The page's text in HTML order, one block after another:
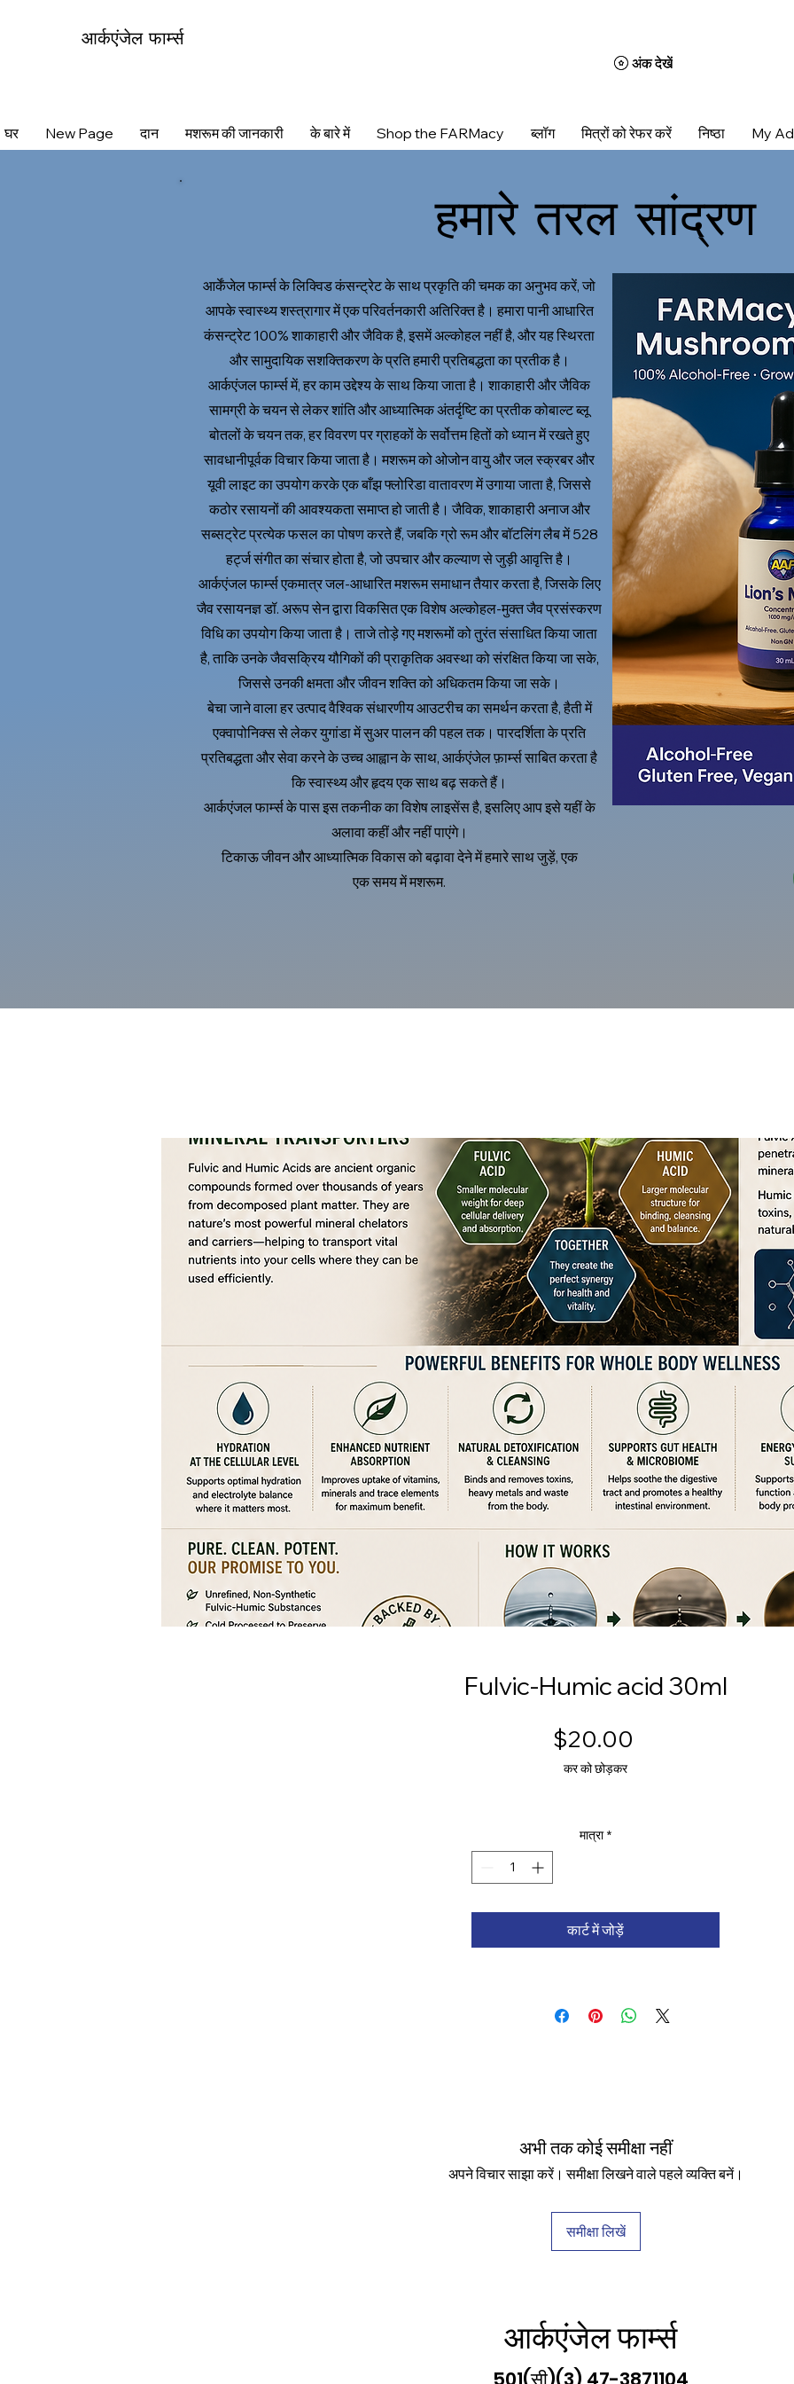
आर्कएंजेल फार्म्स
घर New Page दान मशरूम की जानकारी के बारे में Shop the FARMacy ब्लॉग मित्रों को रेफर करें निष्ठा My
अंक देखें
अंक देखें
हमारे तरल सांद्रण
आर्केंजेल फार्म्स के लिक्विड कंसन्ट्रेट के साथ प्रकृति की चमक का अनुभव करें, जो
आपके स्वास्थ्य शस्त्रागार में एक परिवर्तनकारी अतिरिक्त है। हमारा पानी आधारित
कंसन्ट्रेट 100% शाकाहारी और जैविक है, इसमें अल्कोहल नहीं है, और यह स्थिरता
और सामुदायिक सशक्तिकरण के प्रति हमारी प्रतिबद्धता का प्रतीक है।
आर्कएंजल फार्म्स में, हर काम उद्देश्य के साथ किया जाता है। शाकाहारी और जैविक
सामग्री के चयन से लेकर शांति और आध्यात्मिक अंतर्दृष्टि का प्रतीक कोबाल्ट ब्लू
बोतलों के चयन तक, हर विवरण पर ग्राहकों के सर्वोत्तम हितों को ध्यान में रखते हुए
सावधानीपूर्वक विचार किया जाता है। मशरूम को ओजोन वायु और जल स्क्रबर और
यूवी लाइट का उपयोग करके एक बाँझ फ्लोरिडा वातावरण में उगाया जाता है, जिससे
कठोर रसायनों की आवश्यकता समाप्त हो जाती है। जैविक, शाकाहारी अनाज और
सब्सट्रेट प्रत्येक फसल का पोषण करते हैं, जबकि ग्रो रूम और बॉटलिंग लैब में 528
हर्ट्ज संगीत का संचार होता है, जो उपचार और कल्याण से जुड़ी आवृत्ति है।
आर्कएंजल फार्म्स एकमात्र जल-आधारित मशरूम समाधान तैयार करता है, जिसके लिए
जैव रसायनज्ञ डॉ. अरूप सेन द्वारा विकसित एक विशेष अल्कोहल-मुक्त जैव प्रसंस्करण
विधि का उपयोग किया जाता है। ताजे तोड़े गए मशरूमों को तुरंत संसाधित किया जाता
है, ताकि उनके जैवसक्रिय यौगिकों की प्राकृतिक अवस्था को संरक्षित किया जा सके,
जिससे उनकी क्षमता और जीवन शक्ति को अधिकतम किया जा सके।
बेचा जाने वाला हर उत्पाद वैश्विक संधारणीय आउटरीच का समर्थन करता है, हैती में
एक्वापोनिक्स से लेकर युगांडा में सुअर पालन की पहल तक। पारदर्शिता के प्रति
प्रतिबद्धता और सेवा करने के उच्च आह्वान के साथ, आर्कएंजेल फ़ार्म्स साबित करता है
कि स्वास्थ्य और हृदय एक साथ बढ़ सकते हैं।
आर्कएंजल फार्म्स के पास इस तकनीक का विशेष लाइसेंस है, इसलिए आप इसे यहीं के
अलावा कहीं और नहीं पाएंगे।
टिकाऊ जीवन और आध्यात्मिक विकास को बढ़ावा देने में हमारे साथ जुड़ें, एक
एक समय में मशरूम.
Fulvic-Humic acid 30ml
$20.00
कर को छोड़कर
मात्रा *
कार्ट में जोड़ें
अभी तक कोई समीक्षा नहीं
अपने विचार साझा करें। समीक्षा लिखने वाले पहले व्यक्ति बनें।
समीक्षा लिखें
आर्कएंजेल फार्म्स